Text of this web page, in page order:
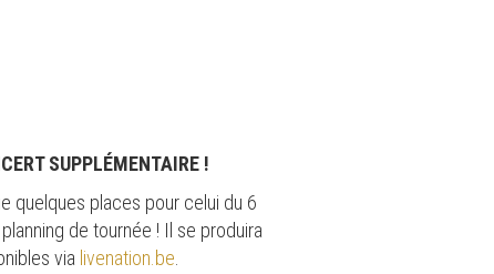
SUPPLÉMENTAIRE !
quelques places pour celui du 6
de tournée ! Il se produira
via livenation.be